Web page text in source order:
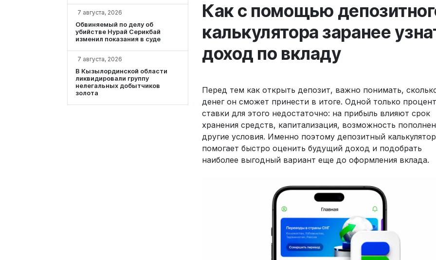
7 августа, 2026
Обвиняемый по делу об
убийстве Нурай Серикбай
изменил показания в суде
7 августа, 2026
В Кызылординской области
ликвидировали группу
нелегальных добытчиков
золота
Как с помощью
калькулятора заранее
доход по вкладу
Перед тем как открыть депозит, важно понимать,
денег он сможет принести в итоге. Одной только
ставки для этого недостаточно: на прибыль влияют срок
хранения средств, капитализация, возможность
другие условия. Именно поэтому депозитный калькулятор
помогает быстро оценить будущий доход и подобрать
наиболее выгодный вариант еще до оформления вклада.